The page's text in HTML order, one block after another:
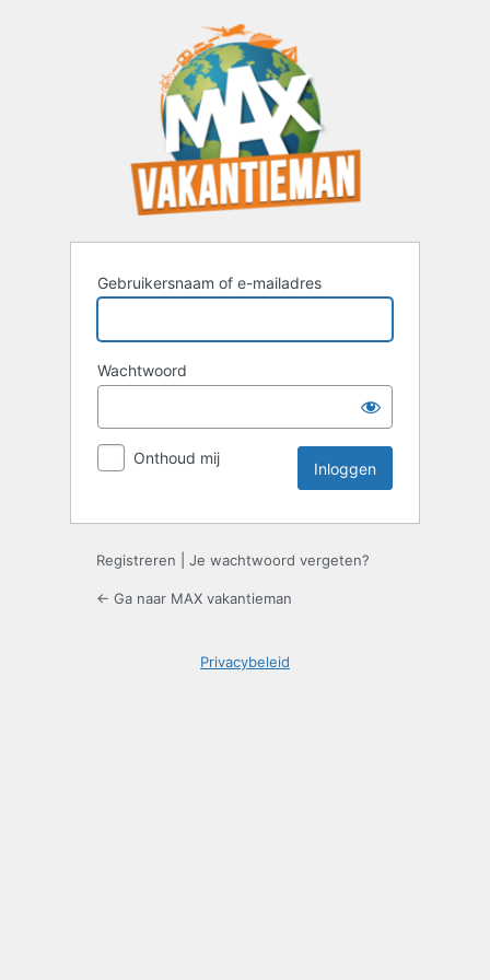
Gebruikersnaam of e-mailadres
Wachtwoord
Onthoud mij
Registreren Je wachtwoord vergeten?
← Ga naar MAX vakantieman
Privacybeleid